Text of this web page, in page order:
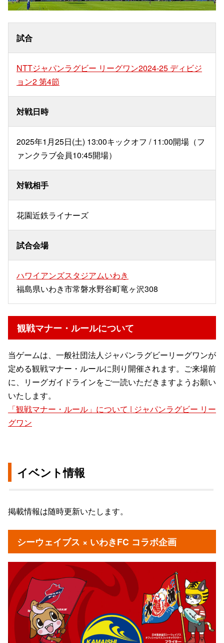
試合
NTTジャパンラグビー リーグワン2024-25 ディビジ
ョン2 第4節
対戦日時
2025年1月25日(土) 13:00キックオフ / 11:00開場（フ
ァンクラブ会員10:45開場）
対戦相手
花園近鉄ライナーズ
試合会場
ハワイアンズスタジアムいわき
福島県いわき市常磐水野谷町竜ヶ沢308
観戦マナー・ルールについて
当ゲームは、一般社団法人ジャパンラグビーリーグワンが
定める観戦マナー・ルールに則り開催されます。ご来場前
に、リーグガイドラインをご一読いただきますようお願い
いたします。
「観戦マナー・ルール」について | ジャパンラグビー リー
グワン
イベント情報
掲載情報は随時更新いたします。
シーウェイブス × いわきFC コラボ企画